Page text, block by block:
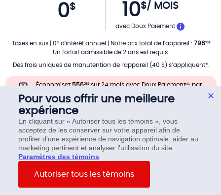
0$ 10$/ MOIS
PAR MOIS
avec Doux Paiement
Taxes en sus| 0% d'intérêt annuel Notre prix total de l'appareil : 79625$
Un forfait admissible de 2 ans est requis.
Des frais uniques de manutention de l'appareil (40 $) s’appliquent*.
Économisez55625$sur 24 mois avec Doux PaiementMCpar
Pour vous offrir une meilleure
expérience
En cliquant sur « Autoriser tous les témoins », vous
acceptez de les conserver sur votre appareil afin de
profiter d'une expérience de navigation optimale, aider au
marketing pertinent et analyser l'utilisation du site.
Paramètres des témoins
Autoriser tous les témoins